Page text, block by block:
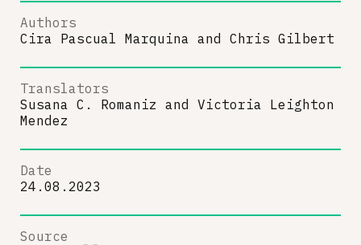
Authors
Cira Pascual Marquina and Chris Gilbert
Translators
Susana C. Romaniz and Victoria Leighton
Mendez
Date
24.08.2023
Source